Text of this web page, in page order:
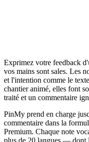
Exprimez votre feedback
vos mains sont sales. Les
et l'intention comme le
chantier animé, elles font
traité et un commentaire
PinMy prend en charge
commentaire dans la
Premium. Chaque note
plus de 20 langues — dont